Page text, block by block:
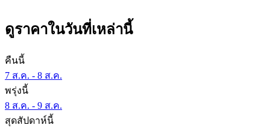
ดูราคาในวันที่เหล่านี้
คืนนี้
7 ส.ค. - 8 ส.ค.
พรุ่งนี้
8 ส.ค. - 9 ส.ค.
สุดสัปดาห์นี้